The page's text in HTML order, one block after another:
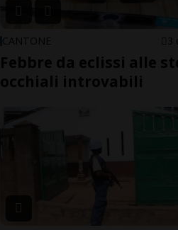
CANTONE 3
Febbre da eclissi alle
occhiali introvabili